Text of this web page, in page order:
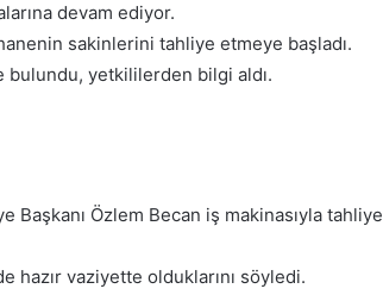
devam ediyor.
sakinlerini tahliye etmeye başladı.
yetkililerden bilgi aldı.
Başkanı Özlem Becan iş makinasıyla tahliye
hazır vaziyette olduklarını söyledi.